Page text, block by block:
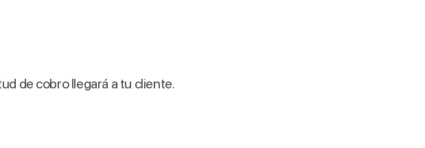
de cobro llegará a tu cliente.